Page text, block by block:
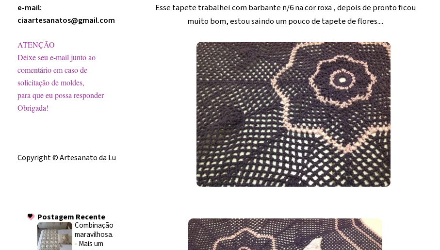
e-mail:
ciaartesanatos@gmail.com
ATENÇÃO
Deixe seu e-mail junto ao
comentário em caso de
solicitação de moldes,
para que eu possa responder
Obrigada!
Copyright © Artesanato da Lu
Postagem Recente
Combinação
maravilhosa.
- Mais um
Esse tapete trabalhei com barbante n/6 na cor roxa , depois de pronto ficou
muito bom, estou saindo um pouco de tapete de flores....